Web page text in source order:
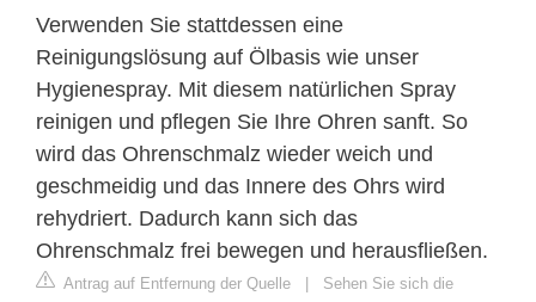
Verwenden Sie stattdessen eine
Reinigungslösung auf Ölbasis wie unser
Hygienespray. Mit diesem natürlichen Spray
reinigen und pflegen Sie Ihre Ohren sanft. So
wird das Ohrenschmalz wieder weich und
geschmeidig und das Innere des Ohrs wird
rehydriert. Dadurch kann sich das
Ohrenschmalz frei bewegen und herausfließen.
Antrag auf Entfernung der Quelle | Sehen Sie sich die